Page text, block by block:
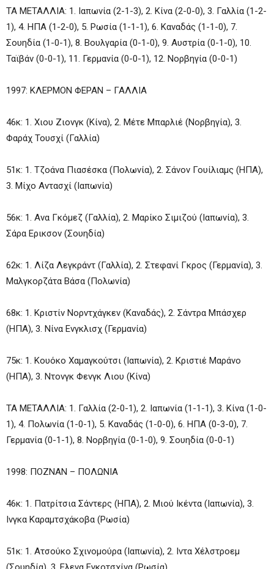
ΤΑ ΜΕΤΑΛΛΙΑ: 1. Ιαπωνία (2-1-3), 2. Κίνα (2-0-0), 3. Γαλλία (1-2-
1), 4. ΗΠΑ (1-2-0), 5. Ρωσία (1-1-1), 6. Καναδάς (1-1-0), 7.
Σουηδία (1-0-1), 8. Βουλγαρία (0-1-0), 9. Αυστρία (0-1-0), 10.
Ταϊβάν (0-0-1), 11. Γερμανία (0-0-1), 12. Νορβηγία (0-0-1)
1997: ΚΛΕΡΜΟΝ ΦΕΡΑΝ – ΓΑΛΛΙΑ
46κ: 1. Χιου Ζιονγκ (Κίνα), 2. Μέτε Μπαρλιέ (Νορβηγία), 3.
Φαράχ Τουσχί (Γαλλία)
51κ: 1. Τζοάνα Πιασέσκα (Πολωνία), 2. Σάνον Γουίλιαμς (ΗΠΑ),
3. Μίχο Αντασχί (Ιαπωνία)
56κ: 1. Ανα Γκόμεζ (Γαλλία), 2. Μαρίκο Σιμιζού (Ιαπωνία), 3.
Σάρα Ερικσον (Σουηδία)
62κ: 1. Λίζα Λεγκράντ (Γαλλία), 2. Στεφανί Γκρος (Γερμανία), 3.
Μαλγκορζάτα Βάσα (Πολωνία)
68κ: 1. Κριστίν Νορντχάγκεν (Καναδάς), 2. Σάντρα Μπάσχερ
(ΗΠΑ), 3. Νίνα Ενγκλισχ (Γερμανία)
75κ: 1. Κουόκο Χαμαγκούτσι (Ιαπωνία), 2. Κριστιέ Μαράνο
(ΗΠΑ), 3. Ντονγκ Φενγκ Λιου (Κίνα)
ΤΑ ΜΕΤΑΛΛΙΑ: 1. Γαλλία (2-0-1), 2. Ιαπωνία (1-1-1), 3. Κίνα (1-0-
1), 4. Πολωνία (1-0-1), 5. Καναδάς (1-0-0), 6. ΗΠΑ (0-3-0), 7.
Γερμανία (0-1-1), 8. Νορβηγία (0-1-0), 9. Σουηδία (0-0-1)
1998: ΠΟΖΝΑΝ – ΠΟΛΩΝΙΑ
46κ: 1. Πατρίτσια Σάντερς (ΗΠΑ), 2. Μιού Ικέντα (Ιαπωνία), 3.
Ινγκα Καραμτσχάκοβα (Ρωσία)
51κ: 1. Ατσούκο Σχινομούρα (Ιαπωνία), 2. Ιντα Χέλστροεμ